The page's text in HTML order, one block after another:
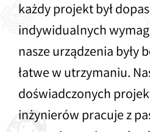
każdy projekt był
indywidualnych
nasze urządzenia były
łatwe w utrzymaniu.
doświadczonych
inżynierów pracuje z